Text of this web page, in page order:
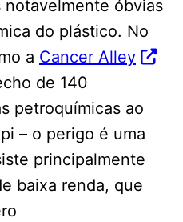
notavelmente óbvias
do plástico. No
a Cancer Alley
de 140
petroquímicas ao
– o perigo é uma
principalmente
baixa renda, que